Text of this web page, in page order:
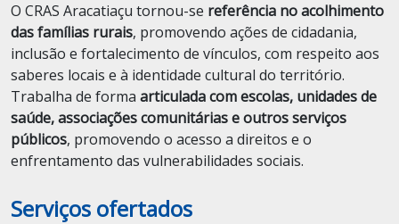
O CRAS Aracatiaçu tornou-se referência no acolhimento
das famílias rurais, promovendo ações de cidadania,
inclusão e fortalecimento de vínculos, com respeito aos
saberes locais e à identidade cultural do território.
Trabalha de forma articulada com escolas, unidades de
saúde, associações comunitárias e outros serviços
públicos, promovendo o acesso a direitos e o
enfrentamento das vulnerabilidades sociais.
Serviços ofertados